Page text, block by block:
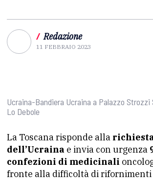
/ Redazione
11 FEBBRAIO 2023
Ucraina-Bandiera Ucraina a Palazzo
Lo Debole
La Toscana risponde alla
dell’Ucraina e invia con urgenza
confezioni di medicinali
fronte alla difficoltà di rifornimenti